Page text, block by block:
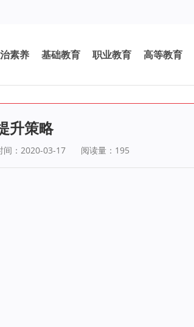
素养 基础教育 职业教育 高等教育
升策略
间：2020-03-17 阅读量： 195